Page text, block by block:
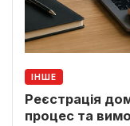
ІНШЕ
Реєстрація
процес та